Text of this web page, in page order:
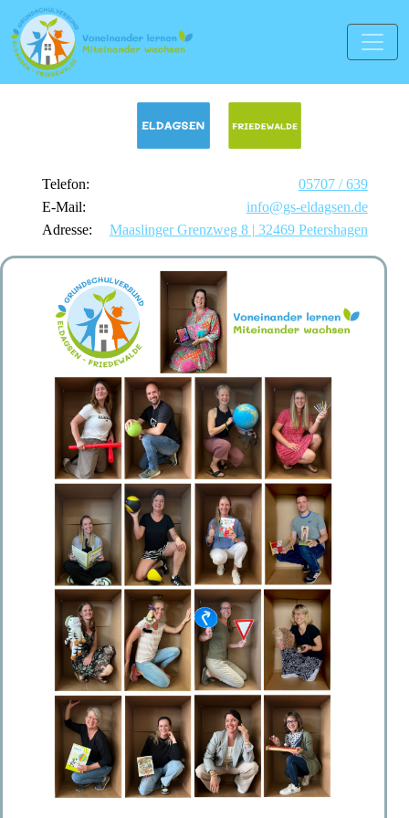
Telefon:
05707 / 639
E-Mail:
info@gs-eldagsen.de
Adresse:
Maaslinger Grenzweg 8 | 32469 Petershagen